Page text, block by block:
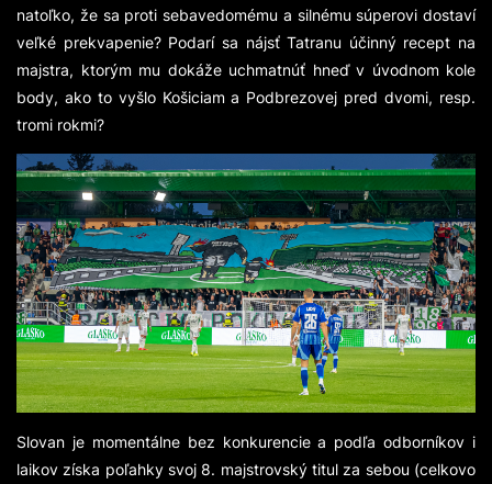
natoľko, že sa proti sebavedomému a silnému súperovi dostaví
veľké prekvapenie? Podarí sa nájsť Tatranu účinný recept na
majstra, ktorým mu dokáže uchmatnúť hneď v úvodnom kole
body, ako to vyšlo Košiciam a Podbrezovej pred dvomi, resp.
tromi rokmi?
Slovan je momentálne bez konkurencie a podľa odborníkov i
laikov získa poľahky svoj 8. majstrovský titul za sebou (celkovo